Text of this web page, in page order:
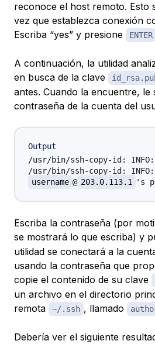
reconoce el host remoto. Esto
vez que establezca conexión
Escriba “yes” y presione
ENTER
A continuación, la utilidad
en busca de la clave
antes. Cuando la encuentre, le
contraseña de la cuenta del
Output
/usr/bin/ssh-copy-id:
username @ 203.0.113.1
Escriba la contraseña (por
se mostrará lo que escriba) y
utilidad se conectará a la
usando la contraseña que
copie el contenido de su clave
un archivo en el directorio
remota
~/.ssh , llamado
Debería ver el siguiente